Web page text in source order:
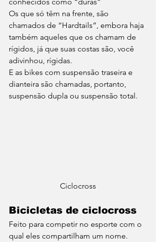
Os que só têm na frente, são
chamados de “Hardtails”, embora haja
também aqueles que os chamam de
rígidos, já que suas costas são, você
adivinhou, rígidas.
E as bikes com suspensão traseira e
dianteira são chamadas, portanto,
suspensão dupla ou suspensão total.
Ciclocross
Bicicletas de ciclocross
Feito para competir no esporte com o
qual eles compartilham um nome.